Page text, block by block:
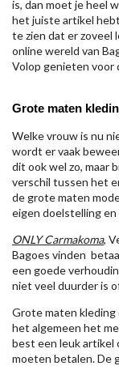
is, dan moet je heel
het juiste artikel
te zien dat er zoveel
online wereld van
Volop genieten voor
Grote maten
Welke vrouw is nu
wordt er vaak
dit ook wel zo, maar
verschil tussen het
de grote maten
eigen doelstelling en
ONLY Carmakoma,
Bagoes vinden
een goede
niet veel duurder is
Grote maten kleding
het algemeen het
best een leuk artikel
moeten betalen. De